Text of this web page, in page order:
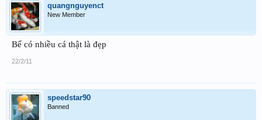
quangnguyenct
New Member
Bể có nhiều cá thật là đẹp
22/2/11
speedstar90
Banned